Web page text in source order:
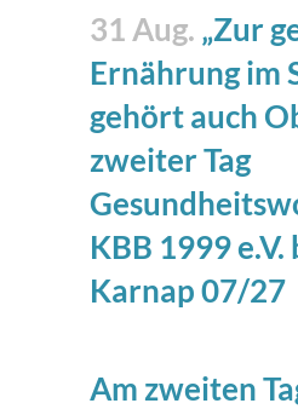
31 Aug. „Zur
Ernährung im
gehört auch
zweiter Tag
KBB 1999 e.V.
Karnap 07/27
Am zweiten